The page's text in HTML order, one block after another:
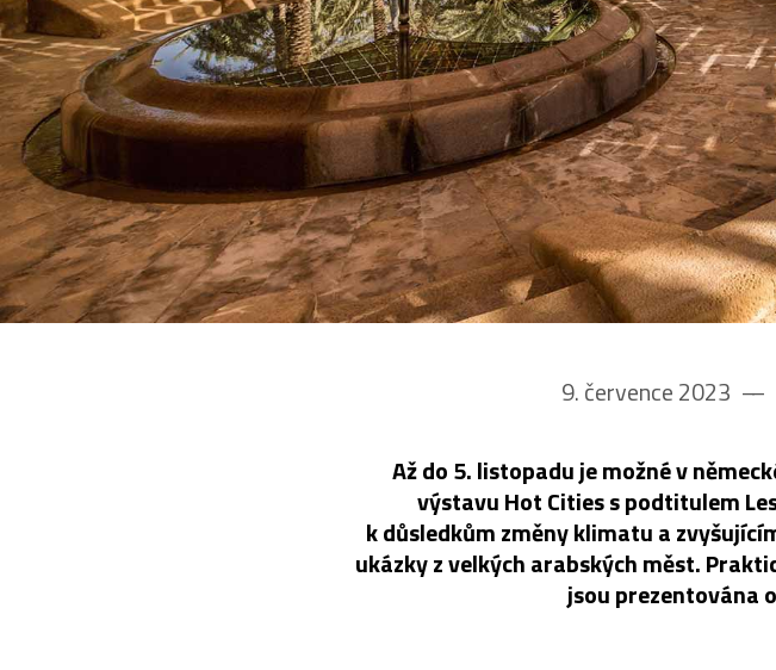
9. července 2023 ––
Až do 5. listopadu je možné v
výstavu Hot Cities s podtitulem
k důsledkům změny klimatu a
ukázky z velkých arabských měst.
jsou prezentována